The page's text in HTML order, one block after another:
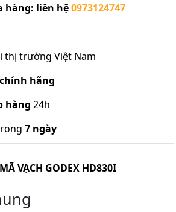
hàng: liên hệ0973124747
thị trường Việt Nam
hãng
hàng 24h
7 ngày
VẠCH GODEX HD830I